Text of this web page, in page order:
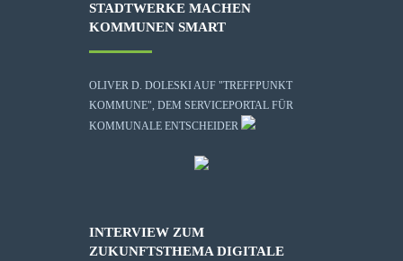
STADTWERKE MACHEN
KOMMUNEN SMART
OLIVER D. DOLESKI AUF "TREFFPUNKT
KOMMUNE", DEM SERVICEPORTAL FÜR
KOMMUNALE ENTSCHEIDER
INTERVIEW ZUM
ZUKUNFTSTHEMA DIGITALE